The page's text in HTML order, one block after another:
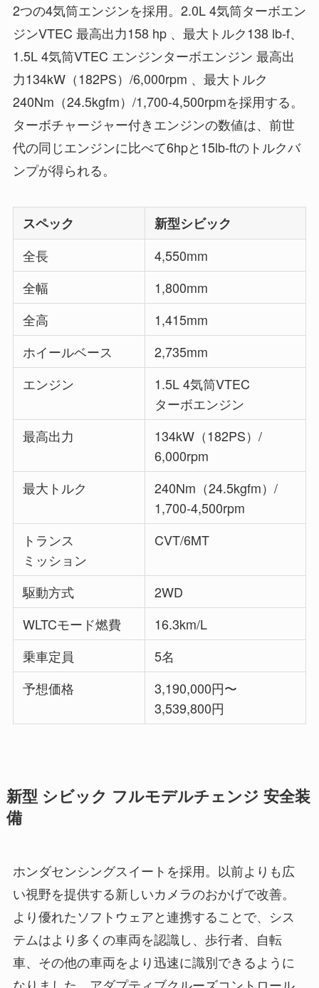
2つの4気筒エンジンを採用。2.0L 4気筒ターボエン
ジンVTEC 最高出力158 hp 、最大トルク138 lb-f、
1.5L 4気筒VTEC エンジンターボエンジン 最高出
力134kW（182PS）/6,000rpm 、最大トルク
240Nm（24.5kgfm）/1,700-4,500rpmを採用する。
ターボチャージャー付きエンジンの数値は、前世
代の同じエンジンに比べて6hpと15lb-ftのトルクバ
ンプが得られる。
スペック
新型シビック
全長
4,550mm
全幅
1,800mm
全高
1,415mm
ホイールベース
2,735mm
エンジン
1.5L 4気筒VTEC
ターボエンジン
最高出力
134kW（182PS）/
6,000rpm
最大トルク
240Nm（24.5kgfm）/
1,700-4,500rpm
トランス
ミッション
CVT/6MT
駆動方式
2WD
WLTCモード燃費
16.3km/L
乗車定員
5名
予想価格
3,190,000円〜
3,539,800円
新型 シビック フルモデルチェンジ 安全装
備
ホンダセンシングスイートを採用。以前よりも広
い視野を提供する新しいカメラのおかげで改善。
より優れたソフトウェアと連携することで、シス
テムはより多くの車両を認識し、歩行者、自転
車、その他の車両をより迅速に識別できるように